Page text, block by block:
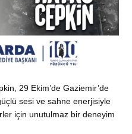
29 Ekim’de Gaziemir’de
sesi ve sahne enerjisiyle
için unutulmaz bir deneyim